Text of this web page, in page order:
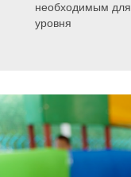
необходимым
уровня